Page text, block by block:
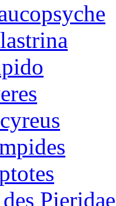
Pieridae